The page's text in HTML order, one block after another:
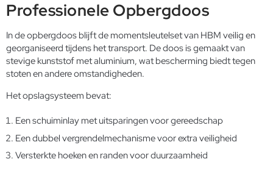
Professionele Opbergdoos
In de opbergdoos blijft de momentsleutelset van HBM veilig en
georganiseerd tijdens het transport. De doos is gemaakt van
stevige kunststof met aluminium, wat bescherming biedt tegen
stoten en andere omstandigheden.
Het opslagsysteem bevat:
Een schuiminlay met uitsparingen voor gereedschap
Een dubbel vergrendelmechanisme voor extra veiligheid
Versterkte hoeken en randen voor duurzaamheid